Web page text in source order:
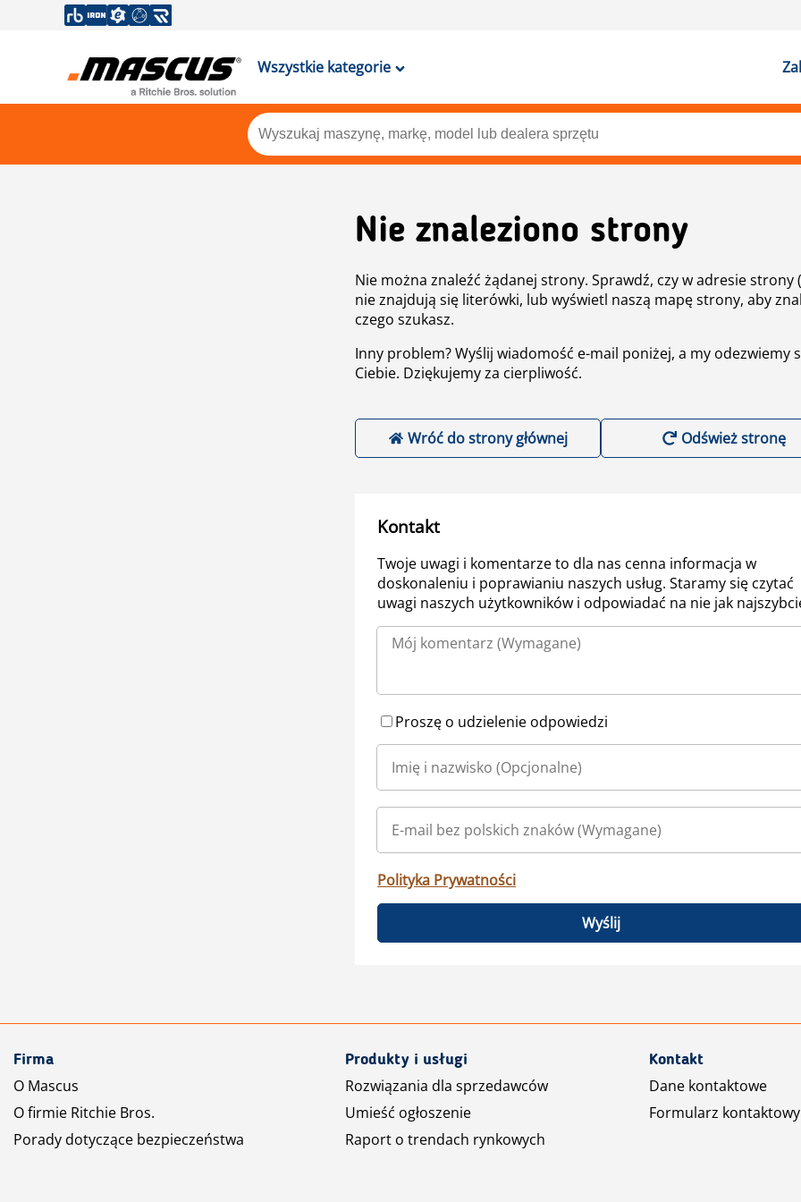
Wszystkie kategorie
Nie znaleziono strony
Nie można znaleźć żądanej strony. Sprawdź, czy w adresie strony
nie znajdują się literówki, lub wyświetl naszą mapę strony, aby
czego szukasz.
Inny problem? Wyślij wiadomość e-mail poniżej, a my odezwiemy
Ciebie. Dziękujemy za cierpliwość.
Wróć do strony głównej Odśwież stronę
Kontakt
Twoje uwagi i komentarze to dla nas cenna informacja w
doskonaleniu i poprawianiu naszych usług. Staramy się czytać
uwagi naszych użytkowników i odpowiadać na nie jak
Proszę o udzielenie odpowiedzi
Polityka Prywatności
Wyślij
Firma
O Mascus
O firmie Ritchie Bros.
Porady dotyczące bezpieczeństwa
Produkty i usługi
Rozwiązania dla sprzedawców
Umieść ogłoszenie
Raport o trendach rynkowych
Kontakt
Dane kontaktowe
Formularz kontaktowy